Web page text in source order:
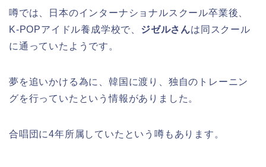
噂では、日本のインターナショナルスクール卒業後、
K-POPアイドル養成学校で、 ジゼルさんは同スクール
に通っていたようです。
夢を追いかける為に、韓国に渡り、独自のトレーニン
グを行っていたという情報がありました。
合唱団に4年所属していたという噂もあります。